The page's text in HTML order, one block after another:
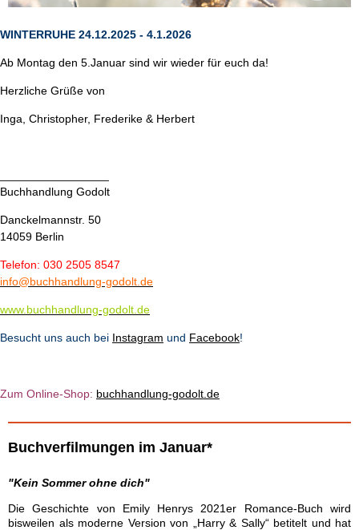
WINTERRUHE 24.12.2025 - 4.1.2026
Ab Montag den 5.Januar sind wir wieder für euch da!
Herzliche Grüße von
Inga, Christopher, Frederike & Herbert
Buchhandlung Godolt
Danckelmannstr. 50
14059 Berlin
Telefon: 030 2505 8547
info@buchhandlung-godolt.de
www.buchhandlung-godolt.de
Besucht uns auch bei Instagram und Facebook!
Zum Online-Shop: buchhandlung-godolt.de
Buchverfilmungen im Januar*
"Kein Sommer ohne dich"
Die Geschichte von Emily Henrys 2021er Romance-Buch wird
bisweilen als moderne Version von „Harry & Sally“ betitelt und hat